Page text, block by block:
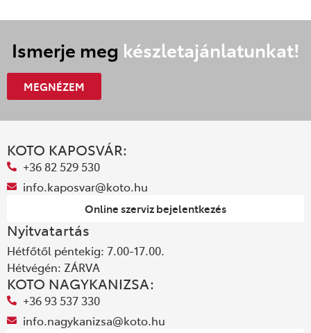
Ismerje meg készletajánlatunkat!
MEGNÉZEM
KOTO KAPOSVÁR:
+36 82 529 530
info.kaposvar@koto.hu
Online szerviz bejelentkezés
Nyitvatartás
Hétfőtől péntekig: 7.00-17.00.
Hétvégén: ZÁRVA
KOTO NAGYKANIZSA:
+36 93 537 330
info.nagykanizsa@koto.hu